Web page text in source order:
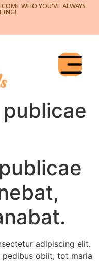
WHO YOU'VE ALWAYS
adipiscing elit.
pedibus obiit, tot maria